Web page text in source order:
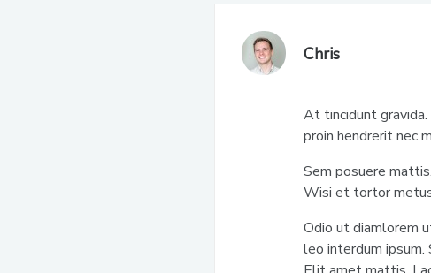
Chris
At tincidunt gravida.
proin hendrerit nec
Sem posuere
Wisi et tortor
Odio ut diamlorem
leo interdum ipsum.